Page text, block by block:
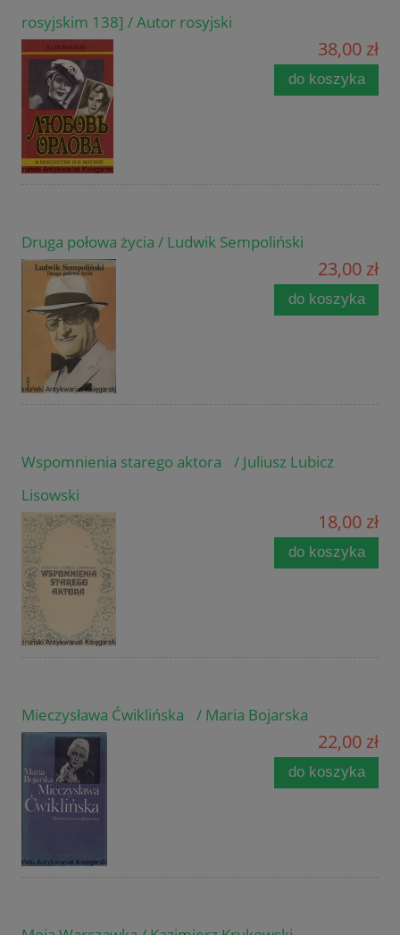
rosyjskim 138] / Autor rosyjski
38,00 zł
do koszyka
Druga połowa życia / Ludwik Sempoliński
23,00 zł
do koszyka
Wspomnienia starego aktora / Juliusz Lubicz
Lisowski
18,00 zł
do koszyka
Mieczysława Ćwiklińska / Maria Bojarska
22,00 zł
do koszyka